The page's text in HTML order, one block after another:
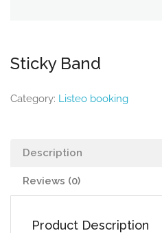
Sticky Band
Category: Listeo booking
Description
Reviews (0)
Product Description